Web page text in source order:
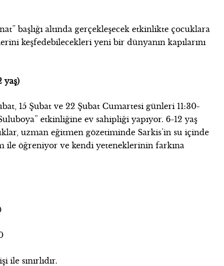
başlığı altında gerçekleşecek etkinlikte çocuklara
keşfedebilecekleri yeni bir dünyanın kapılarını
yaş)
15 Şubat ve 22 Şubat Cumartesi günleri 11:30-
etkinliğine ev sahipliği yapıyor. 6-12 yaş
uzman eğitmen gözetiminde Sarkis’in su içinde
ile öğreniyor ve kendi yeteneklerinin farkına
ile sınırlıdır.